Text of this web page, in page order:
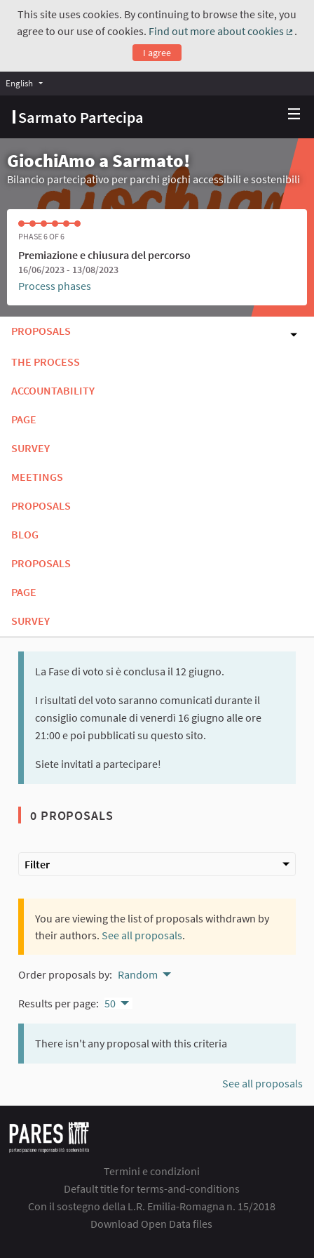
This site uses cookies. By continuing to browse the site, you
agree to our use of cookies. Find out more about cookies
.
I agree
Sarmato Partecipa
English Choose language
GiochiAmo a Sarmato!
Bilancio partecipativo per parchi giochi accessibili e sostenibili
PHASE 6 OF 6
Premiazione e chiusura del percorso
16/06/2023 - 13/08/2023
Process phases
PROPOSALS
THE PROCESS
ACCOUNTABILITY
PAGE
SURVEY
MEETINGS
PROPOSALS
BLOG
PROPOSALS
PAGE
SURVEY
La Fase di voto si è conclusa il 12 giugno.
I risultati del voto saranno comunicati durante il
consiglio comunale di venerdì 16 giugno alle ore
21:00 e poi pubblicati su questo sito.
Siete invitati a partecipare!
0 PROPOSALS
Filter
You are viewing the list of proposals withdrawn by
their authors. See all proposals.
Order proposals by: Random
Results per page: 50
There isn't any proposal with this criteria
See all proposals
Termini e condizioni
Default title for terms-and-conditions
Con il sostegno della L.R. Emilia-Romagna n. 15/2018
Download Open Data files